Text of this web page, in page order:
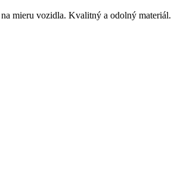
mieru vozidla. Kvalitný a odolný materiál.